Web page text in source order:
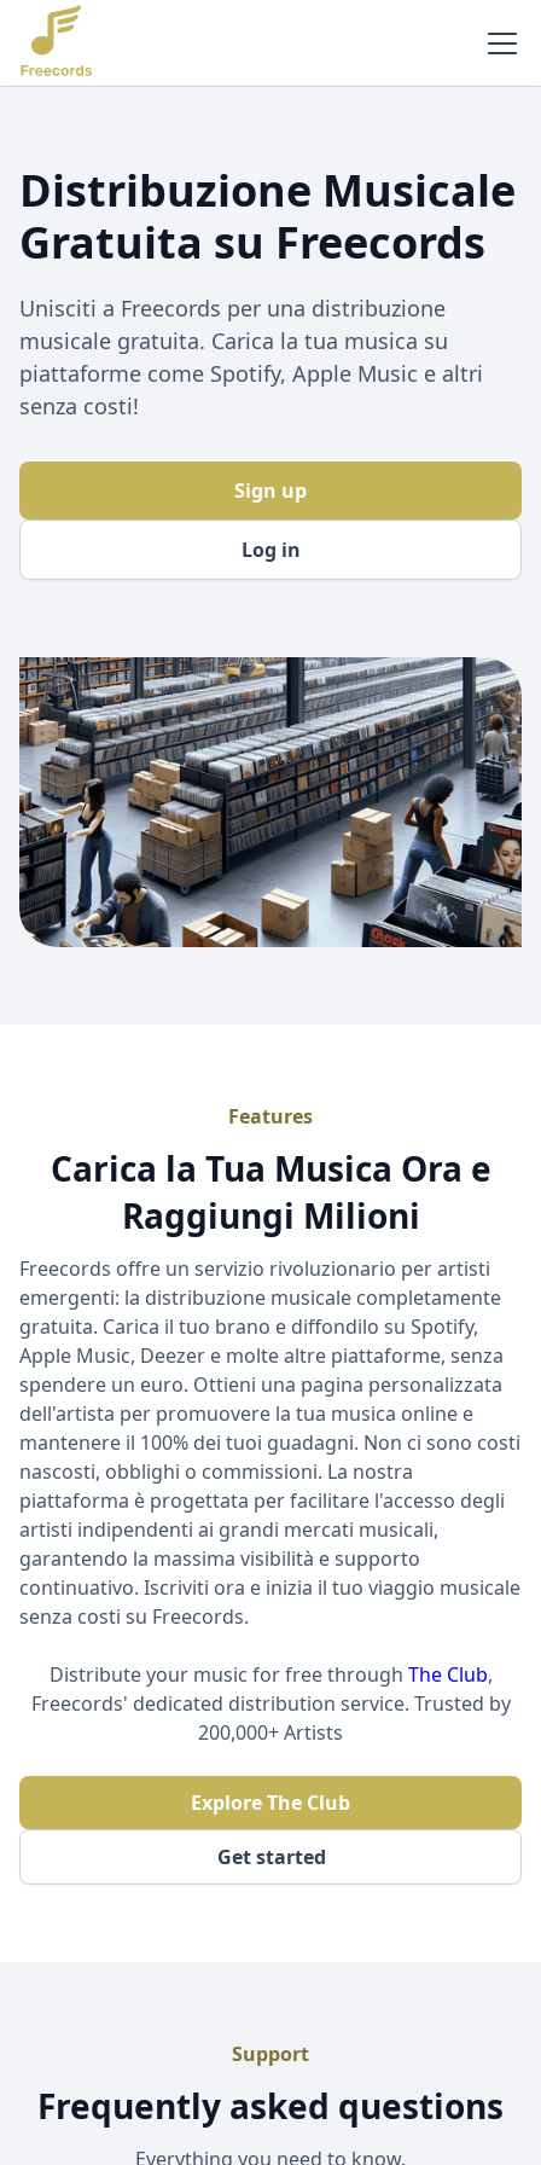
Distribuzione Musicale
Gratuita su Freecords
Unisciti a Freecords per una distribuzione
musicale gratuita. Carica la tua musica su
piattaforme come Spotify, Apple Music e altri
senza costi!
Log in
Sign up
Features
Carica la Tua Musica Ora e
Raggiungi Milioni
Freecords offre un servizio rivoluzionario per artisti
emergenti: la distribuzione musicale completamente
gratuita. Carica il tuo brano e diffondilo su Spotify,
Apple Music, Deezer e molte altre piattaforme, senza
spendere un euro. Ottieni una pagina personalizzata
dell'artista per promuovere la tua musica online e
mantenere il 100% dei tuoi guadagni. Non ci sono costi
nascosti, obblighi o commissioni. La nostra
piattaforma è progettata per facilitare l'accesso degli
artisti indipendenti ai grandi mercati musicali,
garantendo la massima visibilità e supporto
continuativo. Iscriviti ora e inizia il tuo viaggio musicale
senza costi su Freecords.
Distribute your music for free through The Club,
Freecords' dedicated distribution service. Trusted by
200,000+ Artists
Get started
Explore The Club
Support
Frequently asked questions
Everything you need to know.